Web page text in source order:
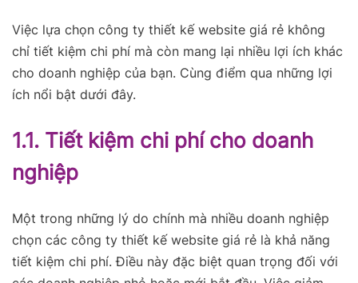
Việc lựa chọn công ty thiết kế website giá rẻ không
chỉ tiết kiệm chi phí mà còn mang lại nhiều lợi ích khác
cho doanh nghiệp của bạn. Cùng điểm qua những lợi
ích nổi bật dưới đây.
1.1. Tiết kiệm chi phí cho doanh
nghiệp
Một trong những lý do chính mà nhiều doanh nghiệp
chọn các công ty thiết kế website giá rẻ là khả năng
tiết kiệm chi phí. Điều này đặc biệt quan trọng đối với